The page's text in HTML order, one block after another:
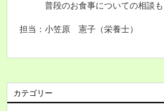
普段のお食事についての相談も
担当：小笠原 憲子（栄養士）
カテゴリー